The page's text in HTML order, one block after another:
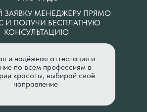
ЗАЯВКУ МЕНЕДЖЕРУ ПРЯМО
И ПОЛУЧИ БЕСПЛАТНУЮ
КОНСУЛЬТАЦИЮ
и надёжная аттестация и
по всем профессиям в
красоты, выбирай своё
направление